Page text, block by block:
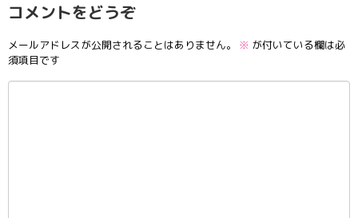
コメントをどうぞ
メールアドレスが公開されることはありません。 ※ が付いている欄は必
須項目です